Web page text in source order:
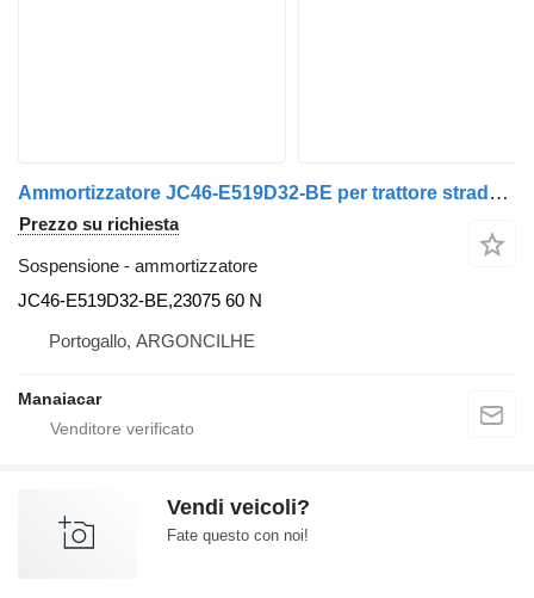
Ammortizzatore JC46-E519D32-BE per trattore stradale Ford F-MAX | 18
Prezzo su richiesta
Sospensione - ammortizzatore
JC46-E519D32-BE,23075 60 N
Portogallo, ARGONCILHE
Manaiacar
Vendi veicoli?
Fate questo con noi!